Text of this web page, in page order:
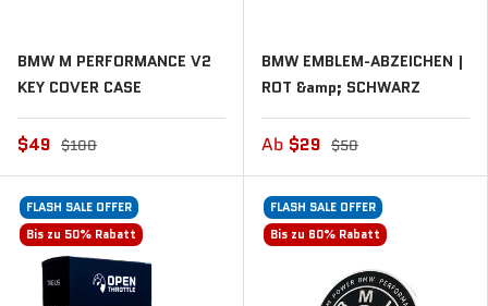
BMW M PERFORMANCE V2
KEY COVER CASE
$49 $100
BMW EMBLEM-ABZEICHEN |
ROT &amp; SCHWARZ
Ab $29 $50
FLASH SALE OFFER
Bis zu 50% Rabatt
FLASH SALE OFFER
Bis zu 60% Rabatt